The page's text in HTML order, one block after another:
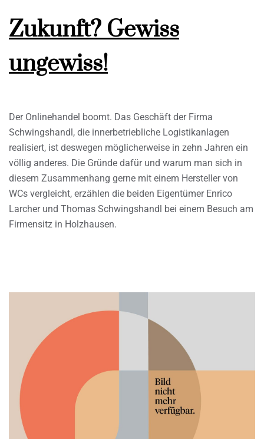
Zukunft? Gewiss
ungewiss!
Der Onlinehandel boomt. Das Geschäft der Firma
Schwingshandl, die innerbetriebliche Logistikanlagen
realisiert, ist deswegen möglicherweise in zehn Jahren ein
völlig anderes. Die Gründe dafür und warum man sich in
diesem Zusammenhang gerne mit einem Hersteller von
WCs vergleicht, erzählen die beiden Eigentümer Enrico
Larcher und Thomas Schwingshandl bei einem Besuch am
Firmensitz in Holzhausen.